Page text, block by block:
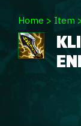
Spieler-
Home > Item